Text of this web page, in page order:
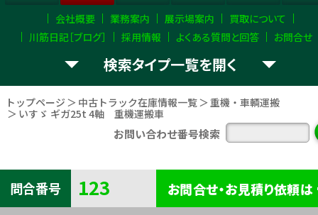
会社概要 業務案内 展示場案内
買取について
川筋日記［ブログ］
採用情報 よくある質問と回答 お問合せ
お探し 中古トラックのタイプを選択 して下さい。
ミキサー
クレーン付・セルフクレーン バン・ウイング 冷凍・保冷車
検索タイプ一覧
トップページ 中古トラック在庫情報一覧
重機・車輌運搬
いすゞ ギガ25t 4軸 重機運搬車
お問い合わせ番号検索
問合番号 123 お問合せ・お見積り依頼は